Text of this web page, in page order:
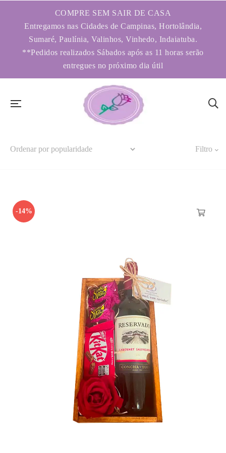
COMPRE SEM SAIR DE CASA
Entregamos nas Cidades de Campinas, Hortolândia,
Sumaré, Paulínia, Valinhos, Vinhedo, Indaiatuba.
**Pedidos realizados Sábados após as 11 horas serão
entregues no próximo dia útil
Filtro
-14%